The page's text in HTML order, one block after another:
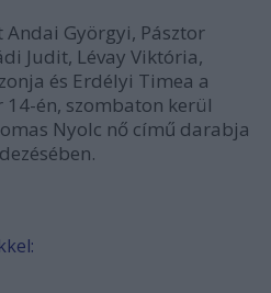
Györgyi, Pásztor
Judit, Lévay Viktória,
és Erdélyi Timea a
14-én, szombaton kerül
Nyolc nő című darabja